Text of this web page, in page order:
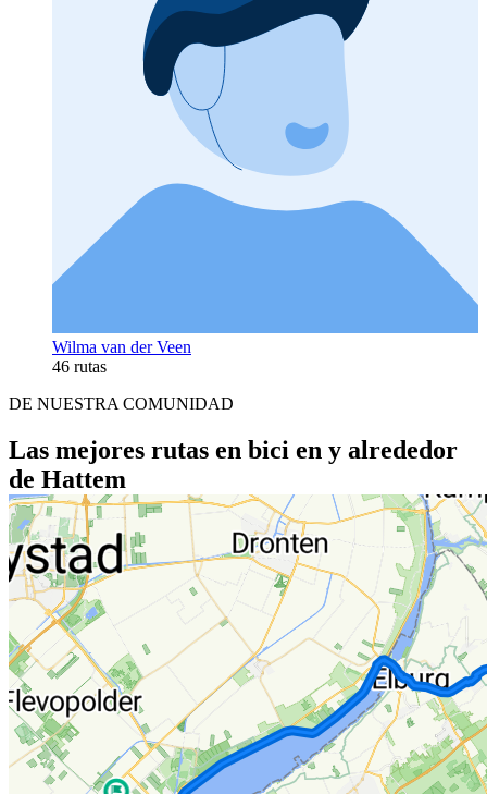
Wilma van der Veen
46 rutas
DE NUESTRA COMUNIDAD
Las mejores rutas en bici en y alrededor
de Hattem